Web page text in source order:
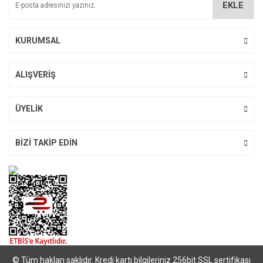
EKLE
KURUMSAL
ALIŞVERİŞ
ÜYELİK
BİZİ TAKİP EDİN
© Tüm hakları saklıdır. Kredi kartı bilgileriniz 256bit SSL sertifikası